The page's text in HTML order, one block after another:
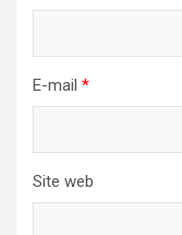
E-mail *
Site web